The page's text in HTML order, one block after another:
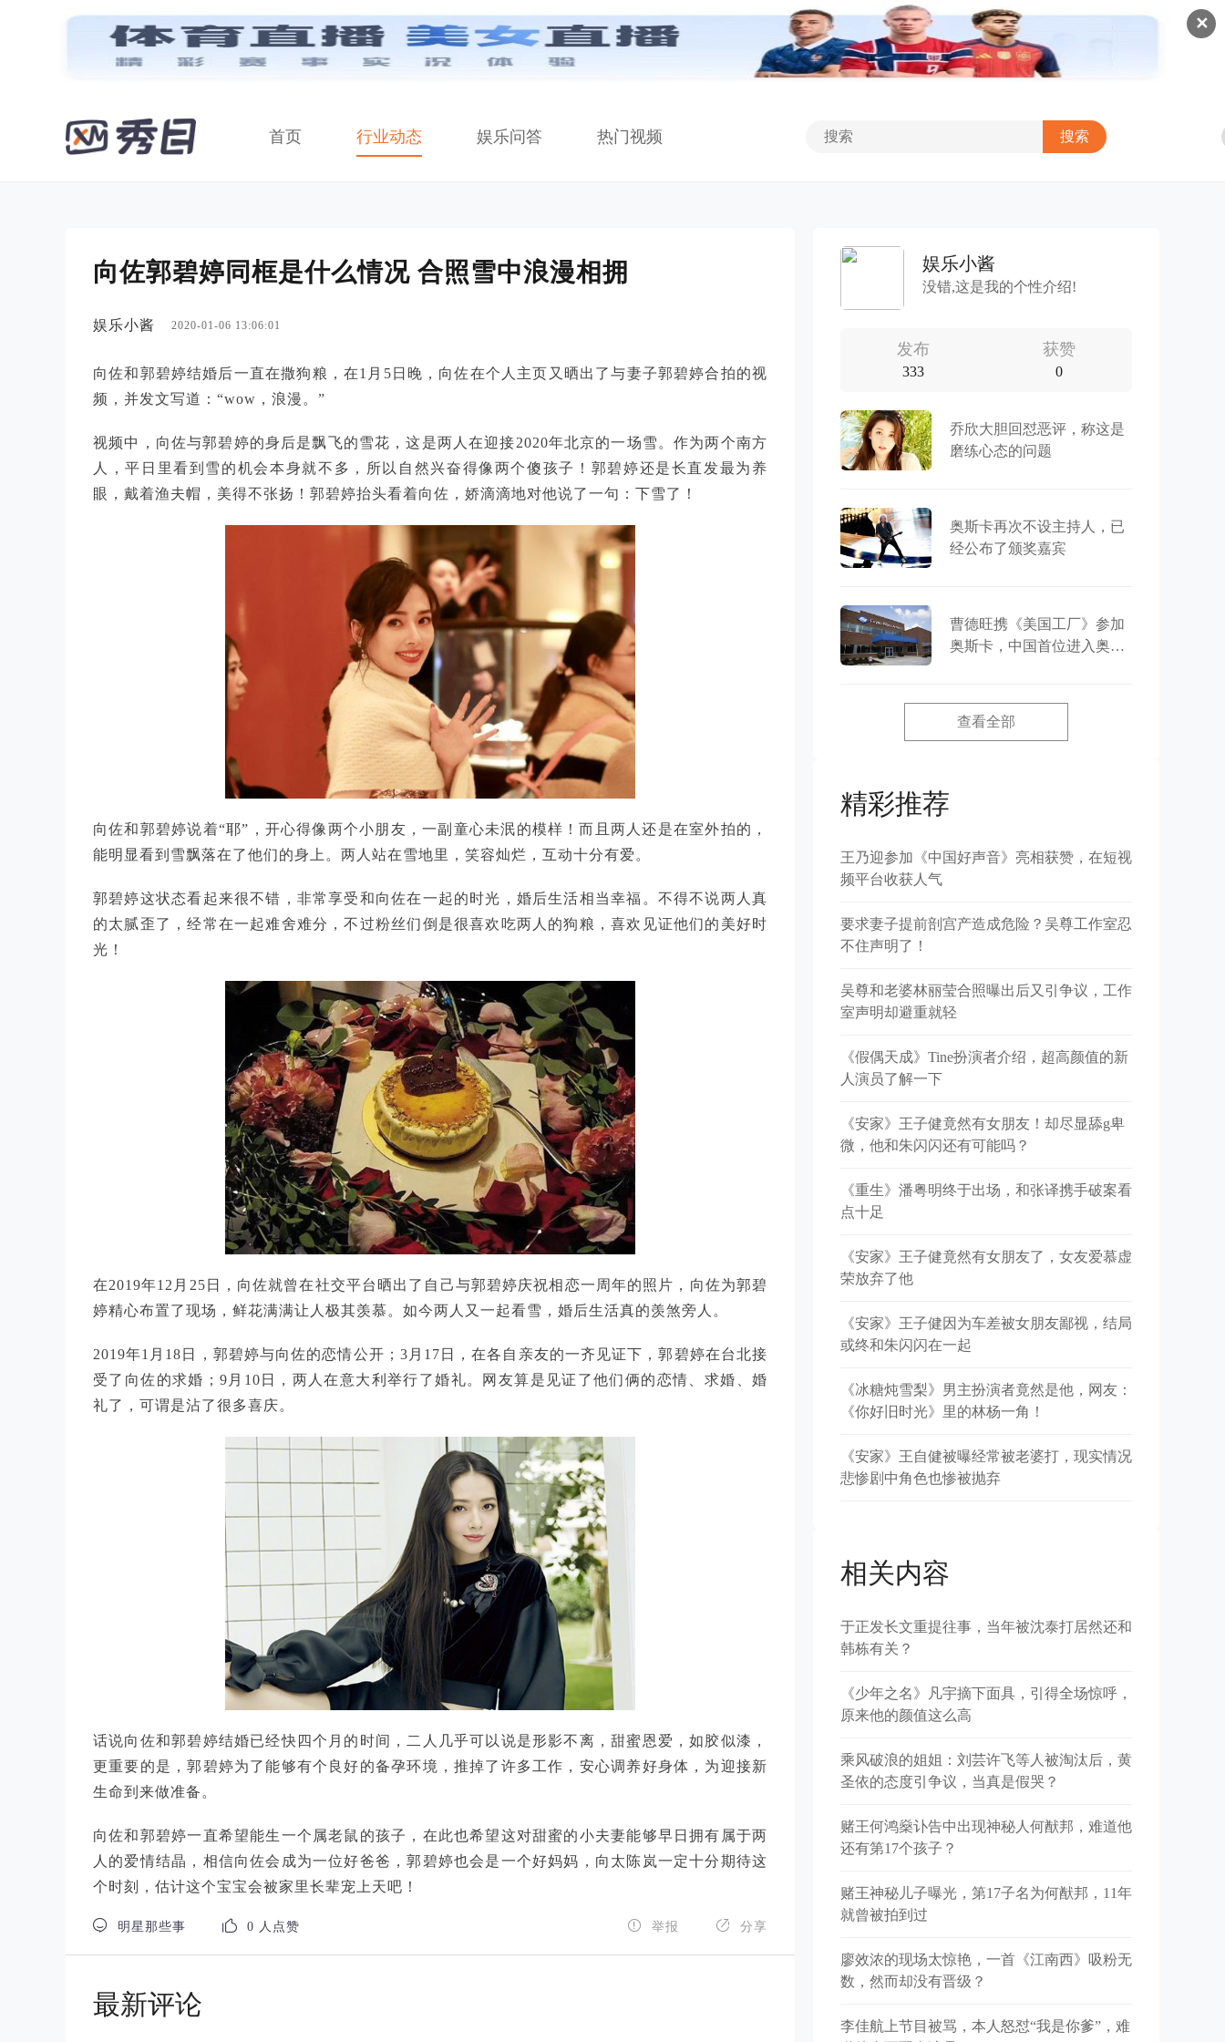
✕
首页 行业动态 娱乐问答 热门视频
向佐郭碧婷同框是什么情况 合照雪中浪漫相拥
娱乐小酱 2020-01-06 13:06:01
向佐和郭碧婷结婚后一直在撒狗粮，在1月5日晚，向佐在个人主页又晒出了与妻子郭碧婷合拍的视
频，并发文写道：“wow，浪漫。”
视频中，向佐与郭碧婷的身后是飘飞的雪花，这是两人在迎接2020年北京的一场雪。作为两个南方
人，平日里看到雪的机会本身就不多，所以自然兴奋得像两个傻孩子！郭碧婷还是长直发最为养
眼，戴着渔夫帽，美得不张扬！郭碧婷抬头看着向佐，娇滴滴地对他说了一句：下雪了！
向佐和郭碧婷说着“耶”，开心得像两个小朋友，一副童心未泯的模样！而且两人还是在室外拍的，
能明显看到雪飘落在了他们的身上。两人站在雪地里，笑容灿烂，互动十分有爱。
郭碧婷这状态看起来很不错，非常享受和向佐在一起的时光，婚后生活相当幸福。不得不说两人真
的太腻歪了，经常在一起难舍难分，不过粉丝们倒是很喜欢吃两人的狗粮，喜欢见证他们的美好时
光！
在2019年12月25日，向佐就曾在社交平台晒出了自己与郭碧婷庆祝相恋一周年的照片，向佐为郭碧
婷精心布置了现场，鲜花满满让人极其羡慕。如今两人又一起看雪，婚后生活真的羡煞旁人。
2019年1月18日，郭碧婷与向佐的恋情公开；3月17日，在各自亲友的一齐见证下，郭碧婷在台北接
受了向佐的求婚；9月10日，两人在意大利举行了婚礼。网友算是见证了他们俩的恋情、求婚、婚
礼了，可谓是沾了很多喜庆。
话说向佐和郭碧婷结婚已经快四个月的时间，二人几乎可以说是形影不离，甜蜜恩爱，如胶似漆，
更重要的是，郭碧婷为了能够有个良好的备孕环境，推掉了许多工作，安心调养好身体，为迎接新
生命到来做准备。
向佐和郭碧婷一直希望能生一个属老鼠的孩子，在此也希望这对甜蜜的小夫妻能够早日拥有属于两
人的爱情结晶，相信向佐会成为一位好爸爸，郭碧婷也会是一个好妈妈，向太陈岚一定十分期待这
个时刻，估计这个宝宝会被家里长辈宠上天吧！
 明星那些事  0 人点赞  分享
 举报
最新评论
娱乐小酱
没错,这是我的个性介绍!
发布
333
获赞
0
乔欣大胆回怼恶评，称这是
磨练心态的问题
奥斯卡再次不设主持人，已
经公布了颁奖嘉宾
曹德旺携《美国工厂》参加
奥斯卡，中国首位进入奥斯
查看全部
精彩推荐
王乃迎参加《中国好声音》亮相获赞，在短视
频平台收获人气
要求妻子提前剖宫产造成危险？吴尊工作室忍
不住声明了！
吴尊和老婆林丽莹合照曝出后又引争议，工作
室声明却避重就轻
《假偶天成》Tine扮演者介绍，超高颜值的新
人演员了解一下
《安家》王子健竟然有女朋友！却尽显舔g卑
微，他和朱闪闪还有可能吗？
《重生》潘粤明终于出场，和张译携手破案看
点十足
《安家》王子健竟然有女朋友了，女友爱慕虚
荣放弃了他
《安家》王子健因为车差被女朋友鄙视，结局
或终和朱闪闪在一起
《冰糖炖雪梨》男主扮演者竟然是他，网友：
《你好旧时光》里的林杨一角！
《安家》王自健被曝经常被老婆打，现实情况
悲惨剧中角色也惨被抛弃
相关内容
于正发长文重提往事，当年被沈泰打居然还和
韩栋有关？
《少年之名》凡宇摘下面具，引得全场惊呼，
原来他的颜值这么高
乘风破浪的姐姐：刘芸许飞等人被淘汰后，黄
圣依的态度引争议，当真是假哭？
赌王何鸿燊讣告中出现神秘人何猷邦，难道他
还有第17个孩子？
赌王神秘儿子曝光，第17子名为何猷邦，11年
就曾被拍到过
廖效浓的现场太惊艳，一首《江南西》吸粉无
数，然而却没有晋级？
李佳航上节目被骂，本人怒怼“我是你爹”，难